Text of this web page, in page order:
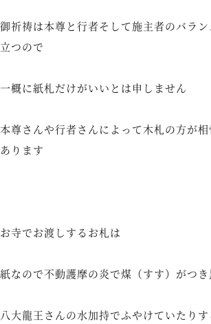
御祈祷は本尊と行者そして施主者のバラ
立つので
一概に紙札だけがいいとは申しません
本尊さんや行者さんによって木札の方が相
あります
お寺でお渡しするお札は
紙なので不動護摩の炎で煤（すす）がつき
八大龍王さんの水加持でふやけていたり